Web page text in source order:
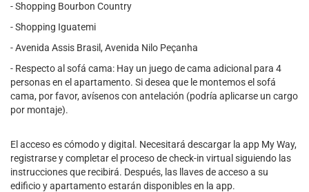
- Shopping Bourbon Country
- Shopping Iguatemi
- Avenida Assis Brasil, Avenida Nilo Peçanha
- Respecto al sofá cama: Hay un juego de cama adicional para 4
personas en el apartamento. Si desea que le montemos el sofá
cama, por favor, avísenos con antelación (podría aplicarse un cargo
por montaje).
El acceso es cómodo y digital. Necesitará descargar la app My Way,
registrarse y completar el proceso de check-in virtual siguiendo las
instrucciones que recibirá. Después, las llaves de acceso a su
edificio y apartamento estarán disponibles en la app.